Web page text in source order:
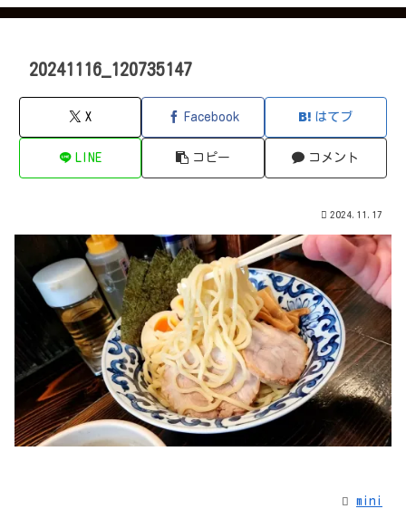
20241116_120735147
X Facebook はてブ
LINE コピー コメント
2024.11.17
mini